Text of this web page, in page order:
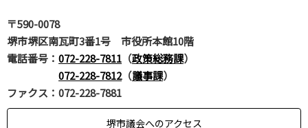
〒590-0078
堺市堺区南瓦町3番1号 市役所本館10階
電話番号 ： 072-228-7811 （政策総務課）
072-228-7812（議事課）
ファクス：072-228-7881
堺市議会へのアクセス